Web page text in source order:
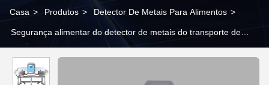
Casa > Produtos > Detector De Metais Para Alimentos >
Segurança alimentar do detector de metais do transporte de